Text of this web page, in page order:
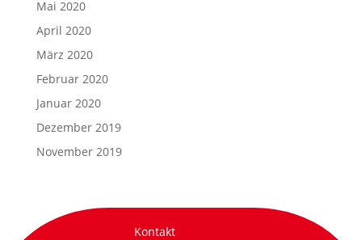
Mai 2020
April 2020
März 2020
Februar 2020
Januar 2020
Dezember 2019
November 2019
Kontakt